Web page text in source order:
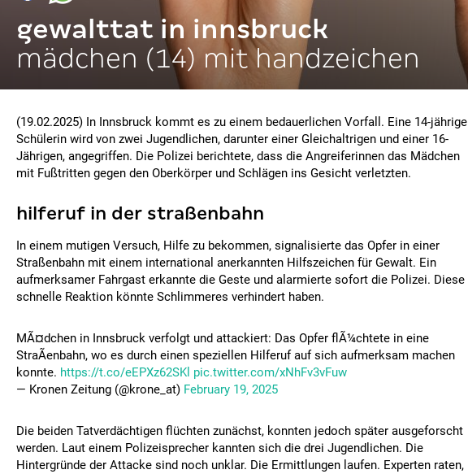
gewalttat in innsbruck
mädchen (14) mit handzeichen
(19.02.2025) In Innsbruck kommt es zu einem bedauerlichen Vorfall. Eine 14-jährige
Schülerin wird von zwei Jugendlichen, darunter einer Gleichaltrigen und einer 16-
Jährigen, angegriffen. Die Polizei berichtete, dass die Angreiferinnen das Mädchen
mit Fußtritten gegen den Oberkörper und Schlägen ins Gesicht verletzten.
hilferuf in der straßenbahn
In einem mutigen Versuch, Hilfe zu bekommen, signalisierte das Opfer in einer
Straßenbahn mit einem international anerkannten Hilfszeichen für Gewalt. Ein
aufmerksamer Fahrgast erkannte die Geste und alarmierte sofort die Polizei. Diese
schnelle Reaktion könnte Schlimmeres verhindert haben.
MÃ¤dchen in Innsbruck verfolgt und attackiert: Das Opfer flÃ¼chtete in eine
StraÃenbahn, wo es durch einen speziellen Hilferuf auf sich aufmerksam machen
konnte. https://t.co/eEPXz62SKl pic.twitter.com/xNhFv3vFuw
— Kronen Zeitung (@krone_at) February 19, 2025
Die beiden Tatverdächtigen flüchten zunächst, konnten jedoch später ausgeforscht
werden. Laut einem Polizeisprecher kannten sich die drei Jugendlichen. Die
Hintergründe der Attacke sind noch unklar. Die Ermittlungen laufen. Experten raten,